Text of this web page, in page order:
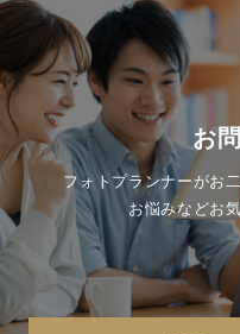
お
フォトプランナーがお
お悩みなどお